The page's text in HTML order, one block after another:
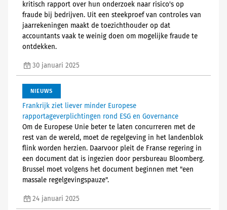
kritisch rapport over hun onderzoek naar risico's op
fraude bij bedrijven. Uit een steekproef van controles van
jaarrekeningen maakt de toezichthouder op dat
accountants vaak te weinig doen om mogelijke fraude te
ontdekken.
30 januari 2025
NIEUWS
Frankrijk ziet liever minder Europese
rapportageverplichtingen rond ESG en Governance
Om de Europese Unie beter te laten concurreren met de
rest van de wereld, moet de regelgeving in het landenblok
flink worden herzien. Daarvoor pleit de Franse regering in
een document dat is ingezien door persbureau Bloomberg.
Brussel moet volgens het document beginnen met "een
massale regelgevingspauze".
24 januari 2025